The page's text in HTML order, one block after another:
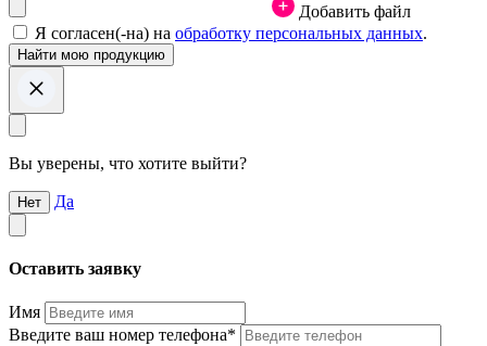
Добавить файл
Я согласен(-на) на обработку персональных данных.
Вы уверены, что хотите выйти?
Нет Да
Оставить заявку
Имя
Введите ваш номер телефона*